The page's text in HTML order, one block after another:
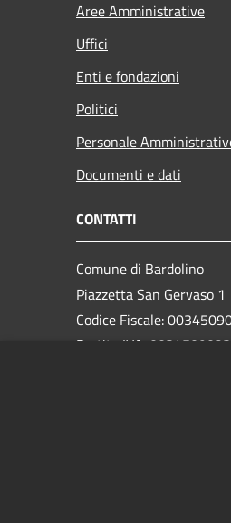
Aree Amministrative
Uffici
Enti e fondazioni
Politici
Personale
Documenti e dati
CONTATTI
Comune di Bardolino
Piazzetta San Gervaso 1
Codice Fiscale:
Partita IVA: